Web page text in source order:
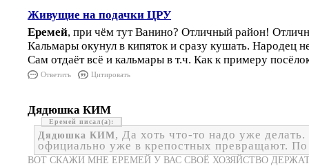
Живущие на подачки ЦРУ
Еремей, при чём тут Ванино? Отличный район!
Кальмары окунул в кипяток и сразу кушать. Народец
Сам отдаёт всё и кальмары в т.ч. Как к примеру
Ответить Цитировать
Дядюшка КИМ
Еремей
Дядюшка КИМ, Да хоть что-то надо уже
официально уже в крепостных превращают.
ВОТ СКАЖИ МНЕ ЕРЕМЕЙ У ВАС СВОЁ ХОЗЯЙСТВО